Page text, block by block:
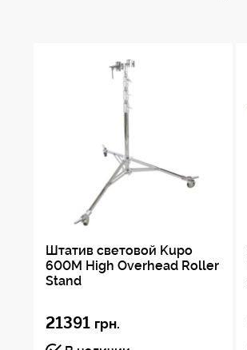
Штатив световой Kupo
600M High Overhead Roller
Stand
21391 грн.